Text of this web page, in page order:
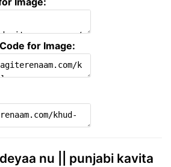
for Image:
nu || punjabi kavita